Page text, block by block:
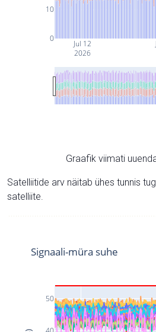
Jul 12
2026
0
10
Graafik viimati
Satelliitide arv näitab ühes tunnis
satelliite.
50
Signaali-müra suhe